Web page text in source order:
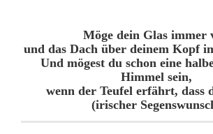
Möge dein Glas immer
und das Dach über deinem Kopf
Und mögest du schon eine
Himmel sein,
wenn der Teufel erfährt, dass
(irischer